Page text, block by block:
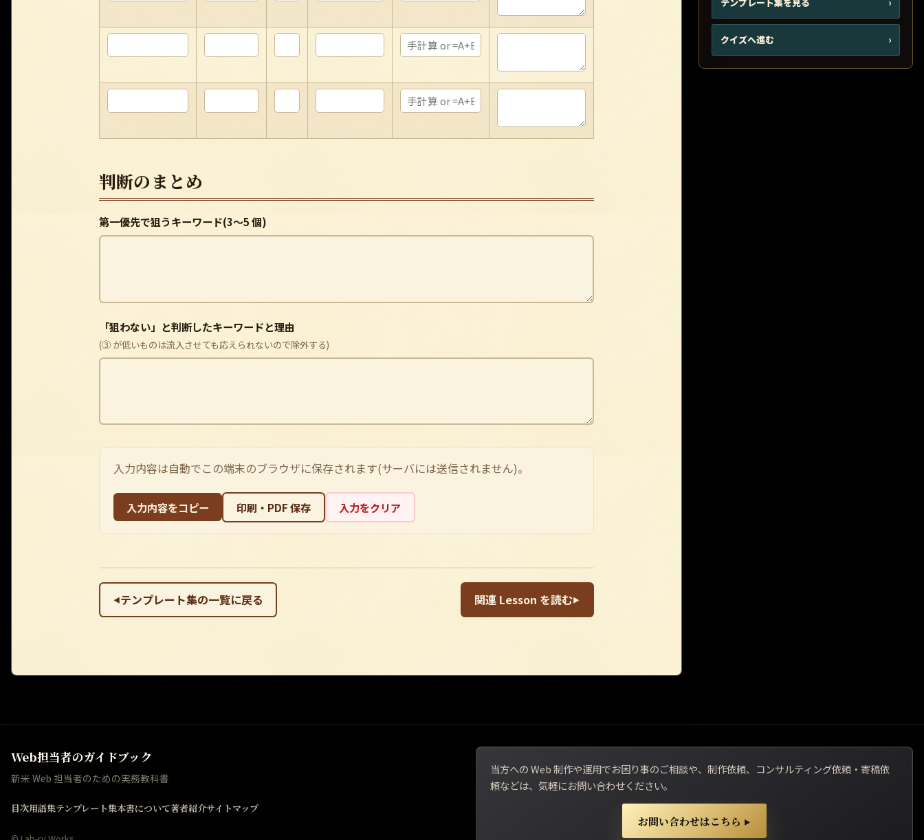
クイズへ進む ›
判断のまとめ
第一優先で狙うキーワード(3〜5 個)
「狙わない」と判断したキーワードと理由
(③ が低いものは流入させても応えられないので除外する)
入力内容は自動でこの端末のブラウザに保存されます(サーバには送信されません)。
入力内容をコピー 印刷・PDF 保存 入力をクリア
◀テンプレート集の一覧に戻る 関連 Lesson を読む▶
Web担当者のガイドブック
新米 Web 担当者のための実務教科書
目次用語集テンプレート集本書について著者紹介サイトマップ
当方への Web 制作や運用でお困り事のご相談や、制作依頼、コンサルティング依頼・寄稿依
頼などは、気軽にお問い合わせください。
お問い合わせはこちら ▶